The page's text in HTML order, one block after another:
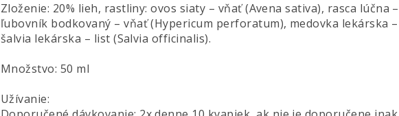
Zloženie: 20% lieh, rastliny: ovos siaty – vňať (Avena sativa), rasca lúčna
ľubovník bodkovaný – vňať (Hypericum perforatum), medovka lekárska
šalvia lekárska – list (Salvia officinalis).
Množstvo: 50 ml
Užívanie: